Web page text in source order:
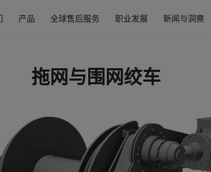
产品 全球售后服务 职业发展 新闻与洞察
拖网与围网绞车